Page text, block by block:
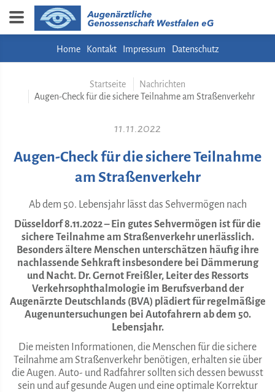
Home Kontakt Impressum Datenschutz
Startseite
Nachrichten
Augen-Check für die sichere Teilnahme am Straßenverkehr
11.11.2022
Augen-Check für die sichere Teilnahme
am Straßenverkehr
Ab dem 50. Lebensjahr lässt das Sehvermögen nach
Düsseldorf 8.11.2022 – Ein gutes Sehvermögen ist für die
sichere Teilnahme am Straßenverkehr unerlässlich.
Besonders ältere Menschen unterschätzen häufig ihre
nachlassende Sehkraft insbesondere bei Dämmerung
und Nacht. Dr. Gernot Freißler, Leiter des Ressorts
Verkehrsophthalmologie im Berufsverband der
Augenärzte Deutschlands (BVA) plädiert für regelmäßige
Augenuntersuchungen bei Autofahrern ab dem 50.
Lebensjahr.
Die meisten Informationen, die Menschen für die sichere
Teilnahme am Straßenverkehr benötigen, erhalten sie über
die Augen. Auto- und Radfahrer sollten sich dessen bewusst
sein und auf gesunde Augen und eine optimale Korrektur